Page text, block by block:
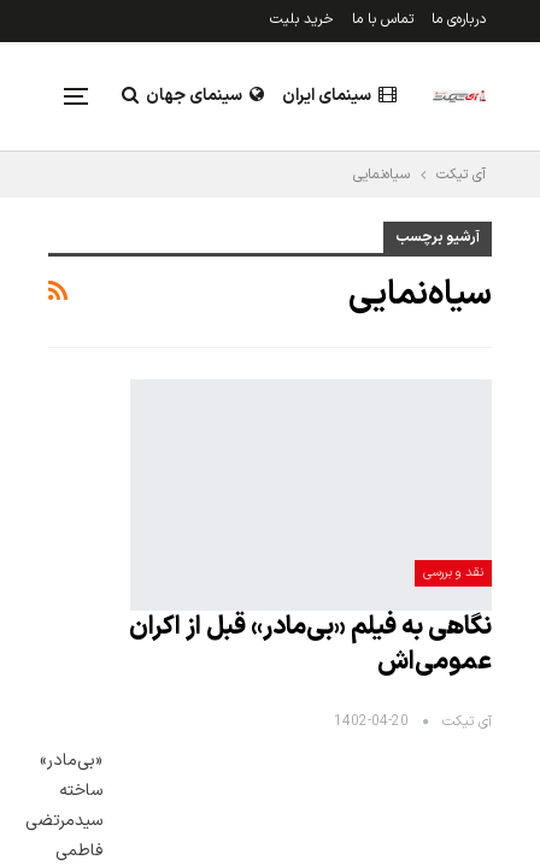
درباره‌ی ما تماس با ما خرید بلیت
سینمای ایران سینمای جهان
نقد و بررسی
آی تیکت سیاه‌نمایی
آرشیو برچسب
سیاه‌نمایی
نقد و بررسی
نگاهی به فیلم «بی‌مادر» قبل از اکران
عمومی‌اش
آی تیکت 1402-04-20
«بی‌مادر»
ساخته
سیدمرتضی
فاطمی